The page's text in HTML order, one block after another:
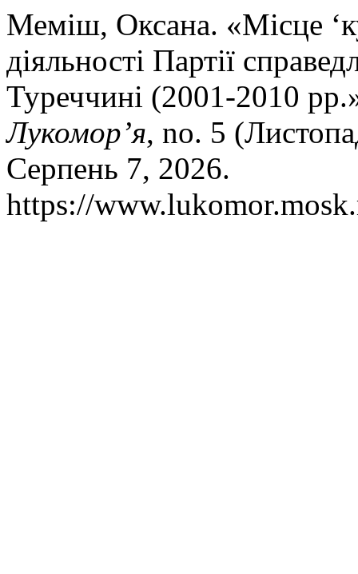
Меміш, Оксана. «Місце
діяльності Партії
Туреччині (2001-2010
Лукомор’я, no. 5
Серпень 7, 2026.
https://